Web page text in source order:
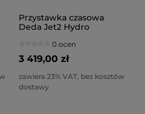
Przystawka czasowa
Deda Jet2 Hydro
0 ocen
3 419,00 zł
zawiera 23% VAT, bez kosztów
dostawy